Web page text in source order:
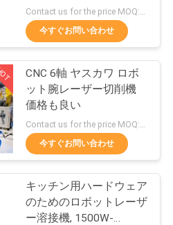
打抜き機
175
今すぐお問い合わせ
CNC 6軸 ヤスカワ ロボ
ット腕レーザー切削機
価格も良い
今すぐお問い合わせ
キッチン用ハードウェア
のためのロボットレーザ
ー溶接機, 1500W-